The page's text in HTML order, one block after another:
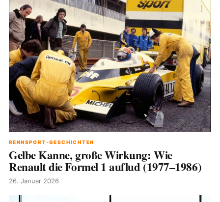
RENNSPORT-GESCHICHTEN
Gelbe Kanne, große Wirkung: Wie
Renault die Formel 1 auflud (1977–1986)
26. Januar 2026